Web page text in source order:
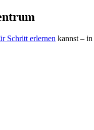
Schritt erlernen kannst – in